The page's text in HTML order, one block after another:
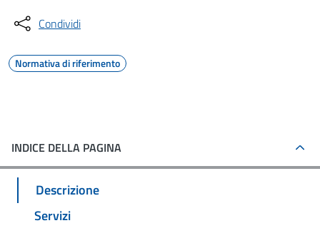
Condividi
Normativa di riferimento
INDICE DELLA PAGINA
Descrizione
Servizi